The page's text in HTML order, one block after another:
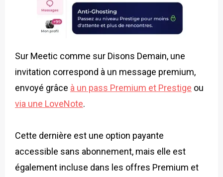
Sur Meetic comme sur Disons Demain, une
invitation correspond à un message premium,
envoyé grâce à un pass Premium et Prestige ou
via une LoveNote.
Cette dernière est une option payante
accessible sans abonnement, mais elle est
également incluse dans les offres Premium et